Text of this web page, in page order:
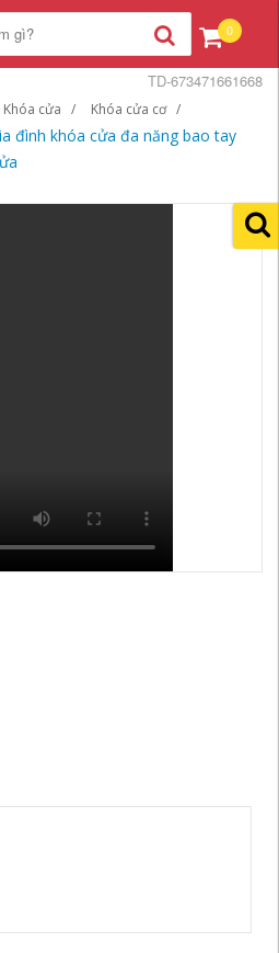
0
Khóa cửa Khóa cửa cơ
đình khóa cửa đa năng bao tay
TD-673471661668